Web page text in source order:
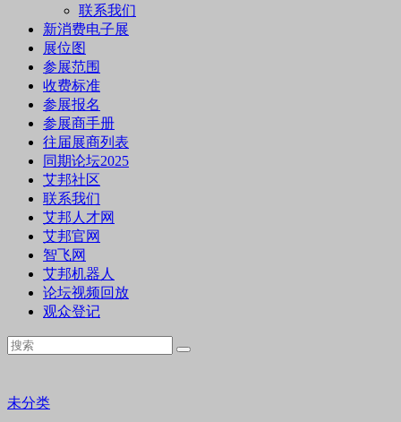
联系我们
新消费电子展
展位图
参展范围
收费标准
参展报名
参展商手册
往届展商列表
同期论坛2025
艾邦社区
联系我们
艾邦人才网
艾邦官网
智飞网
艾邦机器人
论坛视频回放
观众登记
未分类